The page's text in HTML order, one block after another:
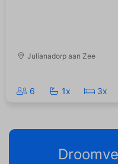
Julianadorp aan Zee
6 1x 3x